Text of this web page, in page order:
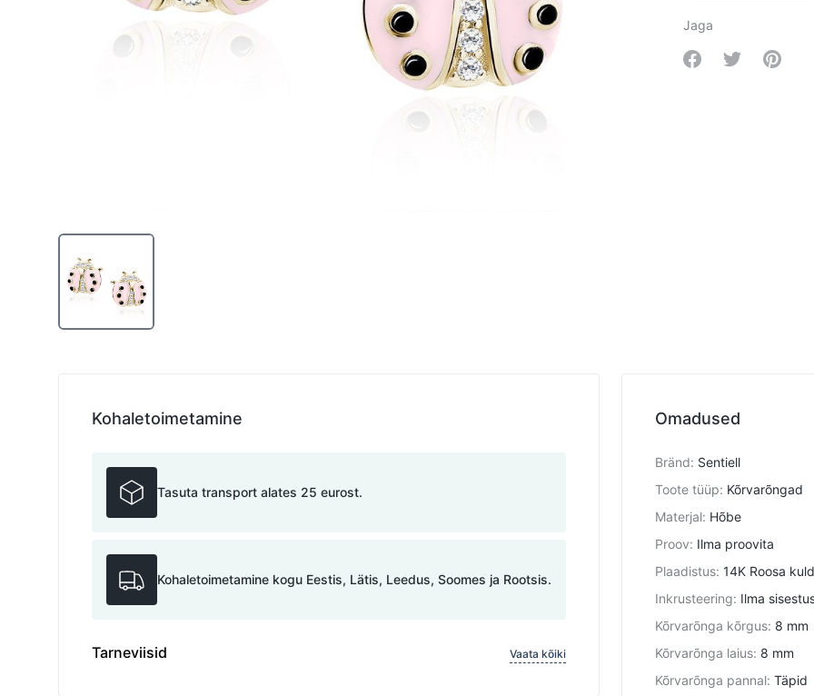
Jaga
Share onShare onShare
Omadused
Bränd: Sentiell
Toote tüüp: Kõrvarõngad
Materjal: Hõbe
Proov: Ilma proovita
Plaadistus: 14K Roosa kuld
Inkrusteering: Ilma
Kõrvarõnga kõrgus: 8 mm
Kõrvarõnga laius: 8 mm
Kõrvarõnga pannal: Täpid
Kohaletoimetamine
Tasuta transport alates 25 eurost.
Kohaletoimetamine kogu Eestis, Lätis, Leedus, Soomes ja Rootsis.
Tarneviisid Vaata kõiki